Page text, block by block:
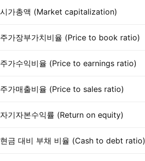
시가총액 (Market capitalization)
주가장부가치비율 (Price to book ratio)
주가수익비율 (Price to earnings ratio)
주가매출비율 (Price to sales ratio)
자기자본수익률 (Return on equity)
현금 대비 부채 비율 (Cash to debt ratio)